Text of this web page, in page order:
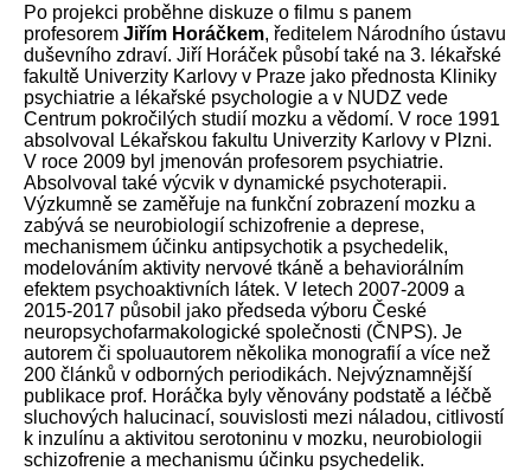
Po projekci proběhne diskuze o filmu s panem
profesorem Jiřím Horáčkem, ředitelem Národního ústavu
duševního zdraví. Jiří Horáček působí také na 3. lékařské
fakultě Univerzity Karlovy v Praze jako přednosta Kliniky
psychiatrie a lékařské psychologie a v NUDZ vede
Centrum pokročilých studií mozku a vědomí. V roce 1991
absolvoval Lékařskou fakultu Univerzity Karlovy v Plzni.
V roce 2009 byl jmenován profesorem psychiatrie.
Absolvoval také výcvik v dynamické psychoterapii.
Výzkumně se zaměřuje na funkční zobrazení mozku a
zabývá se neurobiologií schizofrenie a deprese,
mechanismem účinku antipsychotik a psychedelik,
modelováním aktivity nervové tkáně a behaviorálním
efektem psychoaktivních látek. V letech 2007-2009 a
2015-2017 působil jako předseda výboru České
neuropsychofarmakologické společnosti (ČNPS). Je
autorem či spoluautorem několika monografií a více než
200 článků v odborných periodikách. Nejvýznamnější
publikace prof. Horáčka byly věnovány podstatě a léčbě
sluchových halucinací, souvislosti mezi náladou, citlivostí
k inzulínu a aktivitou serotoninu v mozku, neurobiologii
schizofrenie a mechanismu účinku psychedelik.